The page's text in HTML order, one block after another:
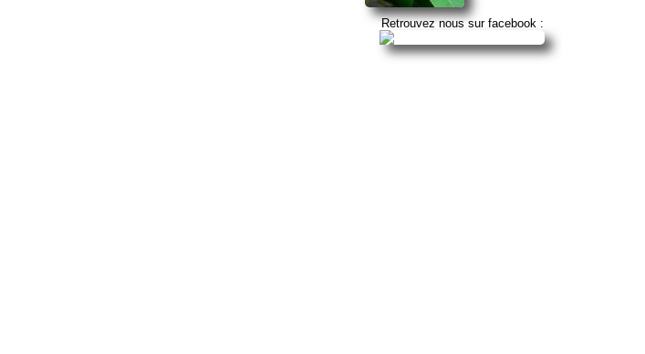
Retrouvez nous sur facebook :